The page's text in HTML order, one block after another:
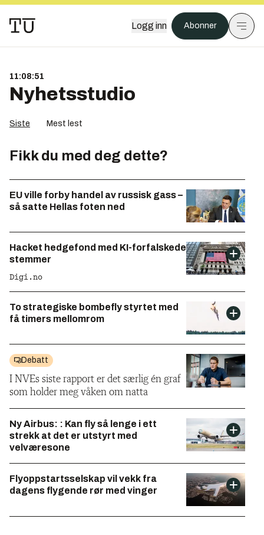
Logg inn Abonner
11:08:51
Nyhetsstudio
Siste Mest lest
Fikk du med deg dette?
EU ville forby handel av russisk gass –
så satte Hellas foten ned
Hacket hedgefond med KI-forfalskede
stemmer
Digi.no
To strategiske bombefly styrtet med
få timers mellomrom
Debatt
I NVEs siste rapport er det særlig én graf
som holder meg våken om natta
Ny Airbus: : Kan fly så lenge i ett
strekk at det er utstyrt med
velværesone
Flyoppstartsselskap vil vekk fra
dagens flygende rør med vinger